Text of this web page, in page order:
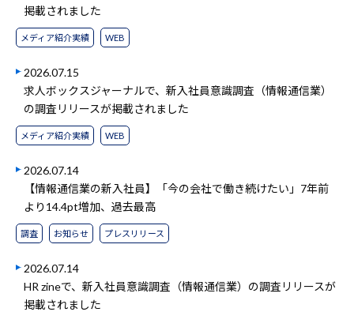
掲載されました
メディア紹介実績 WEB
2026.07.15
求人ボックスジャーナルで、新入社員意識調査（情報通信業）
の調査リリースが掲載されました
メディア紹介実績 WEB
2026.07.14
【情報通信業の新入社員】「今の会社で働き続けたい」7年前
より14.4pt増加、過去最高
調査 お知らせ プレスリリース
2026.07.14
HR zineで、新入社員意識調査（情報通信業）の調査リリースが
掲載されました